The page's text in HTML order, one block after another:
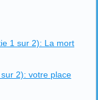
1 sur 2): La mort
2): votre place